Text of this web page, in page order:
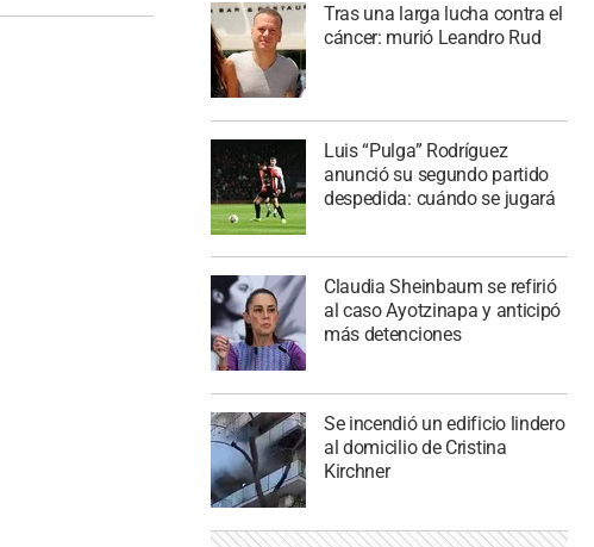
Tras una larga lucha contra el
cáncer: murió Leandro Rud
Luis “Pulga” Rodríguez
anunció su segundo partido
despedida: cuándo se jugará
Claudia Sheinbaum se refirió
al caso Ayotzinapa y anticipó
más detenciones
Se incendió un edificio lindero
al domicilio de Cristina
Kirchner